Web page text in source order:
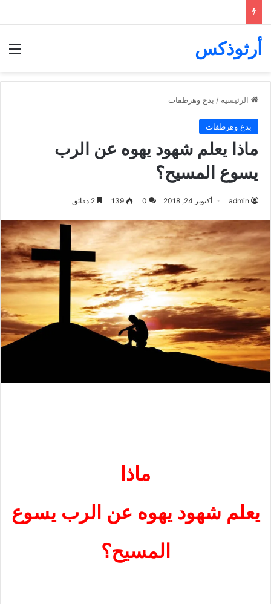
أرثوذكس
الرئيسية / بدع وهرطقات
بدع وهرطقات
ماذا يعلم شهود يهوه عن الرب
يسوع المسيح؟
admin أكتوبر 24, 2018 0
139
ماذا
يعلم شهود يهوه عن الرب يسوع
المسيح؟